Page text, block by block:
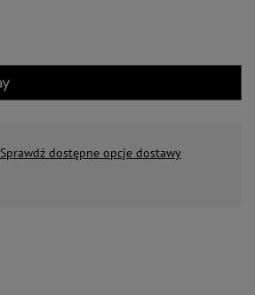
Sprawdź dostępne opcje dostawy